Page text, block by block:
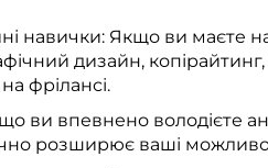
навички: Якщо ви маєте
дизайн, копірайтинг,
фрілансі.
ви впевнено володієте
розширює ваші